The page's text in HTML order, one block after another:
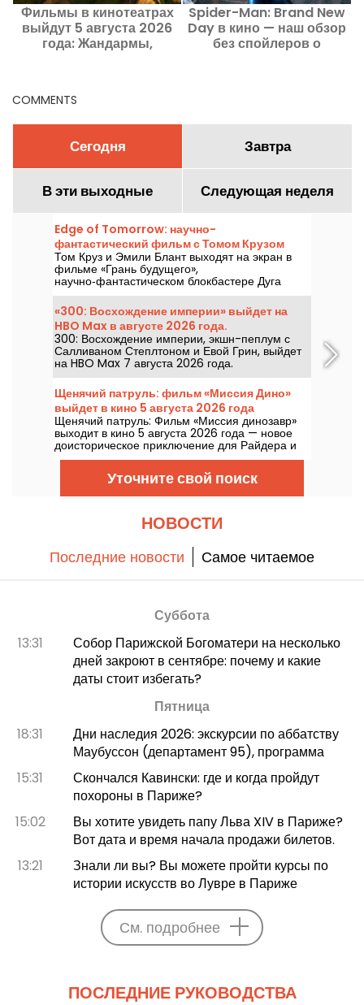
Фильмы в кинотеатрах
выйдут 5 августа 2026
года: Жандармы,
Spider-Man: Brand New
Day в кино — наш обзор
без спойлеров о
COMMENTS
Сегодня Завтра
В эти выходные Следующая неделя
Edge of Tomorrow: научно-
фантастический фильм с Томом Крузом
выходит на Netflix
Том Круз и Эмили Блант выходят на экран в
фильме «Грань будущего»,
научно‑фантастическом блокбастере Дуга
Лаймана, который будет доступен на Netflix с
6 августа 2026 года.
«300: Восхождение империи» выйдет на
HBO Max в августе 2026 года.
300: Восхождение империи, экшн-пеплум с
Салливаном Степлтоном и Евой Грин, выйдет
на HBO Max 7 августа 2026 года.
Щенячий патруль: фильм «Миссия Дино»
выйдет в кино 5 августа 2026 года
Щенячий патруль: Фильм «Миссия динозавр»
выходит в кино 5 августа 2026 года — новое
доисторическое приключение для Райдера и
его команды.
Уточните свой поиск
НОВОСТИ
Последние новости Самое читаемое
Суббота
13:31
Собор Парижской Богоматери на несколько
дней закроют в сентябре: почему и какие
даты стоит избегать?
Пятница
18:31
Дни наследия 2026: экскурсии по аббатству
Маубуссон (департамент 95), программа
15:31
Скончался Кавински: где и когда пройдут
похороны в Париже?
15:02
Вы хотите увидеть папу Льва XIV в Париже?
Вот дата и время начала продажи билетов.
13:21
Знали ли вы? Вы можете пройти курсы по
истории искусств во Лувре в Париже
См. подробнее
ПОСЛЕДНИЕ РУКОВОДСТВА